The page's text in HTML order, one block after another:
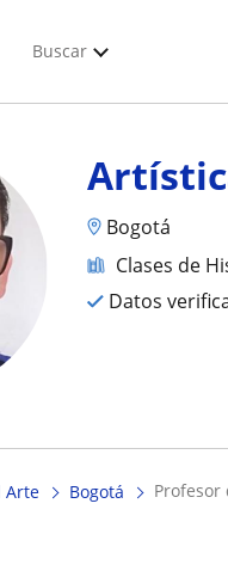
Buscar
Bogotá
Clases de
Datos
Arte Bogotá